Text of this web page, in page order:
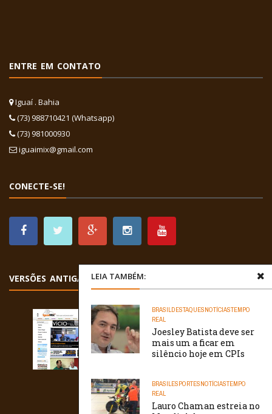
LEIA TAMBÉM:
BRASILDESTAQUESNOTÍCIASTEMPO
REAL
Joesley Batista deve ser
mais um a ficar em
silêncio hoje em CPIs
BRASILESPORTESNOTÍCIASTEMPO
REAL
Lauro Chaman estreia no
ENTRE EM CONTATO
Iguaí . Bahia
(73) 988710421 (Whatsapp)
(73) 981000930
iguaimix@gmail.com
CONECTE-SE!
VERSÕES ANTIGAS